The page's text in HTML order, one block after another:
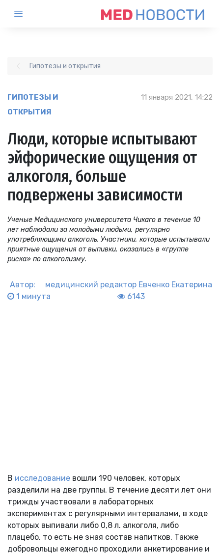
Гипотезы и открытия
ГИПОТЕЗЫ И
ОТКРЫТИЯ
11 января 2021, 14:22
Люди, которые испытывают
эйфорические ощущения от
алкоголя, больше
подвержены зависимости
Ученые Медицинского университета Чикаго в течение 10
лет наблюдали за молодыми людьми, регулярно
употребляющими алкоголь. Участники, которые испытывали
приятные ощущения от выпивки, оказались в «группе
риска» по алкоголизму.
Автор: медицинский редактор Евченко Екатерина
1 минута
6143
В исследование вошли 190 человек, которых
разделили на две группы. В течение десяти лет они
трижды участвовали в лабораторных
экспериментах с регулярными интервалами, в ходе
которых выпивали либо 0,8 л. алкоголя, либо
плацебо, то есть не зная состав напитков. Также
добровольцы ежегодно проходили анкетирование и